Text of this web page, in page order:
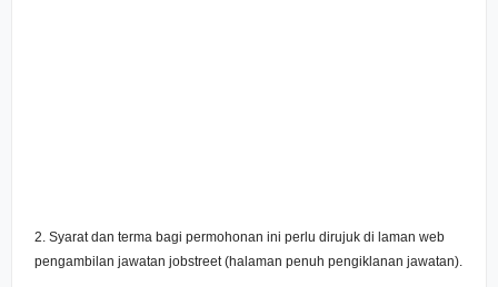
2. Syarat dan terma bagi permohonan ini perlu dirujuk di laman web
pengambilan jawatan jobstreet (halaman penuh pengiklanan jawatan).